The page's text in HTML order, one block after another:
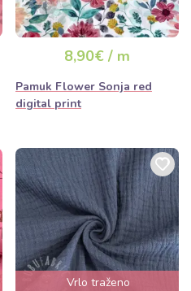
8,90€ / m
Pamuk Flower Sonja red
digital print
Vrlo traženo